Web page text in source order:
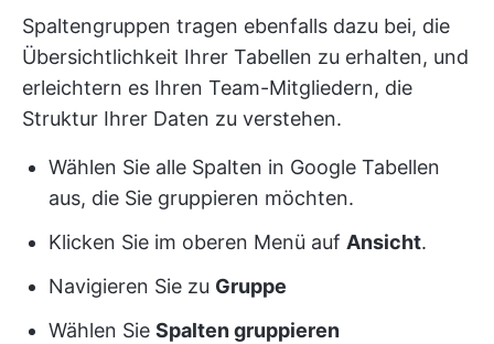
Spaltengruppen tragen ebenfalls dazu bei, die
Übersichtlichkeit Ihrer Tabellen zu erhalten, und
erleichtern es Ihren Team-Mitgliedern, die
Struktur Ihrer Daten zu verstehen.
Wählen Sie alle Spalten in Google Tabellen
aus, die Sie gruppieren möchten.
Klicken Sie im oberen Menü auf Ansicht.
Navigieren Sie zu Gruppe
Wählen Sie Spalten gruppieren